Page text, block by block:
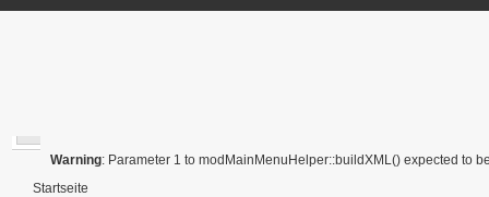
Warning: Parameter 1 to modMainMenuHelper::buildXML() expected to
Startseite